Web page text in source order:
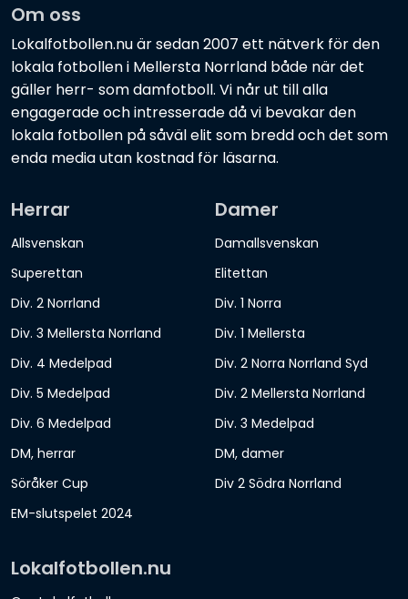
Om oss
Lokalfotbollen.nu är sedan 2007 ett nätverk för den
lokala fotbollen i Mellersta Norrland både när det
gäller herr- som damfotboll. Vi når ut till alla
engagerade och intresserade då vi bevakar den
lokala fotbollen på såväl elit som bredd och det som
enda media utan kostnad för läsarna.
Herrar
Allsvenskan
Superettan
Div. 2 Norrland
Div. 3 Mellersta Norrland
Div. 4 Medelpad
Div. 5 Medelpad
Div. 6 Medelpad
DM, herrar
Söråker Cup
EM-slutspelet 2024
Damer
Damallsvenskan
Elitettan
Div. 1 Norra
Div. 1 Mellersta
Div. 2 Norra Norrland Syd
Div. 2 Mellersta Norrland
Div. 3 Medelpad
DM, damer
Div 2 Södra Norrland
Lokalfotbollen.nu